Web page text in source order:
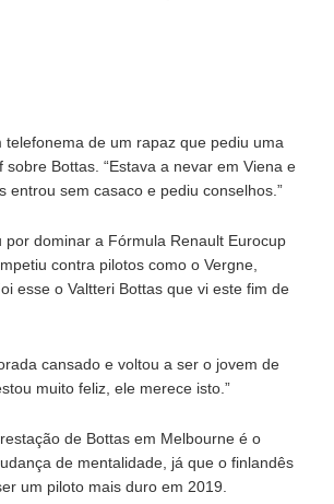
telefonema de um rapaz que pediu uma
sobre Bottas. “Estava a nevar em Viena e
entrou sem casaco e pediu conselhos.”
por dominar a Fórmula Renault Eurocup
contra pilotos como o Vergne,
esse o Valtteri Bottas que vi este fim de
cansado e voltou a ser o jovem de
muito feliz, ele merece isto.”
de Bottas em Melbourne é o
de mentalidade, já que o finlandês
um piloto mais duro em 2019.